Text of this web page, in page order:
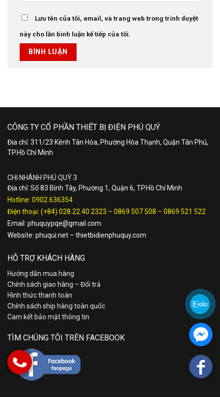
Lưu tên của tôi, email, và trang web trong trình duyệt
này cho lần bình luận kế tiếp của tôi.
CÔNG TY CỔ PHẦN THIẾT BỊ ĐIỆN PHÚ QUÝ
Địa chỉ: 311/23 Kênh Tân Hóa, Phường Hòa Thạnh, Quận Tân Phú,
TP.Hồ Chí Minh
CHI NHÁNH PHÚ QUÝ 3
Địa chỉ: Số 83 Bình Tây, Phường 1, Quận 6, TP.Hồ Chí Minh
Hotline: 0902.636354
Điện thoại: (+84) 028.22.40.2323 – 0869 507 508 – 0869 521 522
Email: phuquypqe@gmail.com
Website: phuqui.net – thietbidienphuquy.com
HỖ TRỢ KHÁCH HÀNG
Hướng dẫn mua hàng
Chính sách giao hàng – Đổi trả
Hình thức thanh toán
Chính sách ship hàng toàn quốc
Cam kết bảo mật thông tin
TÌM CHÚNG TÔI TRÊN FACEBOOK